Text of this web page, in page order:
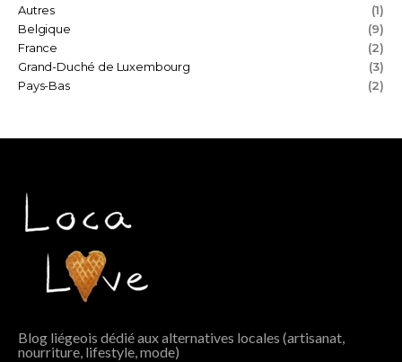
Autres
(1)
Belgique
(9)
France
(2)
Grand-Duché de Luxembourg
(3)
Pays-Bas
(2)
Blog liégeois dédié aux alternatives locales (artisanat,
nourriture, lifestyle, mode)